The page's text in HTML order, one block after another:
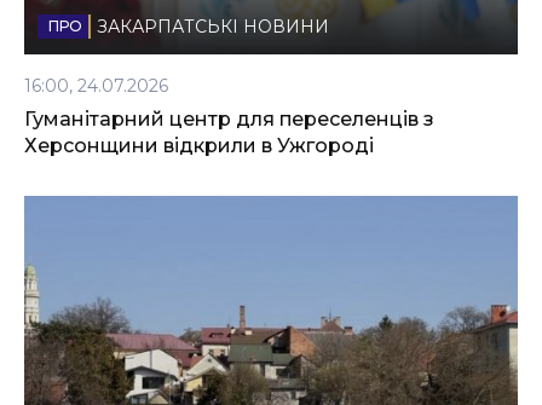
ЗАКАРПАТСЬКІ НОВИНИ
16:00, 24.07.2026
Гуманітарний центр для переселенців з
Херсонщини відкрили в Ужгороді